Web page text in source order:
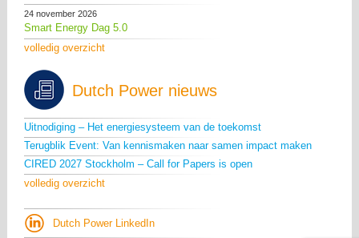
24 november 2026
Smart Energy Dag 5.0
volledig overzicht
Dutch Power nieuws
Uitnodiging – Het energiesysteem van de toekomst
Terugblik Event: Van kennismaken naar samen impact maken
CIRED 2027 Stockholm – Call for Papers is open
volledig overzicht
Dutch Power LinkedIn